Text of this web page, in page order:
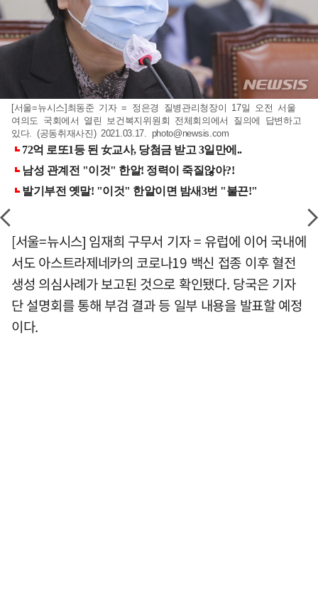
[서울=뉴시스]최동준 기자 = 정은경 질병관리청장이 17일 오전 서울
여의도 국회에서 열린 보건복지위원회 전체회의에서 질의에 답변하고
있다. (공동취재사진) 2021.03.17. photo@newsis.com
[서울=뉴시스] 임재희 구무서 기자 = 유럽에 이어 국내에
서도 아스트라제네카의 코로나19 백신 접종 이후 혈전
생성 의심사례가 보고된 것으로 확인됐다. 당국은 기자
단 설명회를 통해 부검 결과 등 일부 내용을 발표할 예정
이다.